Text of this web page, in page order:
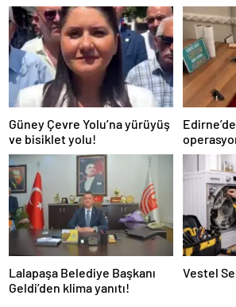
Güney Çevre Yolu’na yürüyüş
ve bisiklet yolu!
Lalapaşa Belediye Başkanı
Geldi’den klima yanıtı!
Vestel